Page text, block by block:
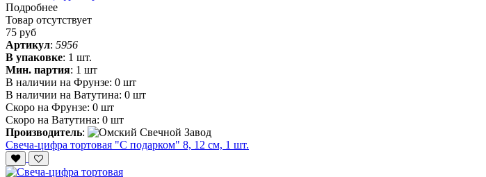
Подробнее
Товар отсутствует
75 руб
Артикул: 5956
В упаковке: 1 шт.
Мин. партия: 1 шт
В наличии на Фрунзе: 0 шт
В наличии на Ватутина: 0 шт
Скоро на Фрунзе: 0 шт
Скоро на Ватутина: 0 шт
Производитель:
Свеча-цифра тортовая "С подарком" 8, 12 см, 1 шт.